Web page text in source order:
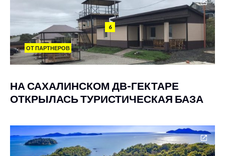
6
ОТ ПАРТНЕРОВ
НА САХАЛИНСКОМ ДВ-ГЕКТАРЕ
ОТКРЫЛАСЬ ТУРИСТИЧЕСКАЯ БАЗА